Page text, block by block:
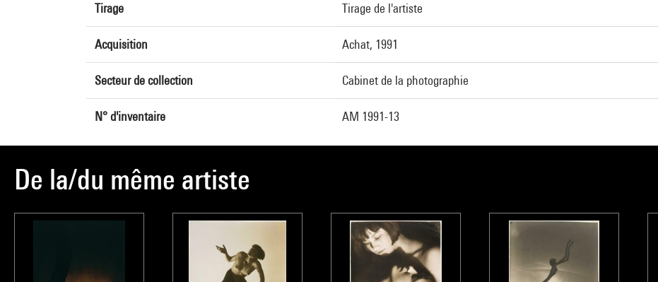
Tirage Tirage de l'artiste
Acquisition Achat, 1991
Secteur de collection Cabinet de la photographie
N° d'inventaire AM 1991-13
De la/du même artiste